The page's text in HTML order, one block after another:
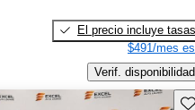
El precio incluye tasas
$491/mes
Verif. disponibilidad